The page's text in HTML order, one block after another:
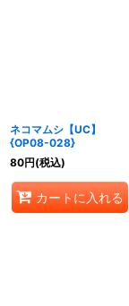
ネコマムシ【UC】
{OP08-028}
80円(税込)
カートに入れる